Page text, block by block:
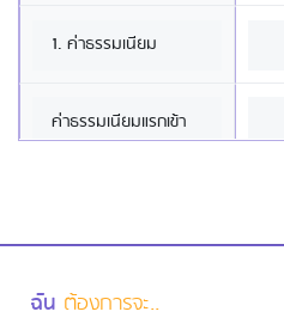
1. ค่าธรรมเนียม
ค่าธรรมเนียมแรกเข้า
ฉัน ต้องการจะ..